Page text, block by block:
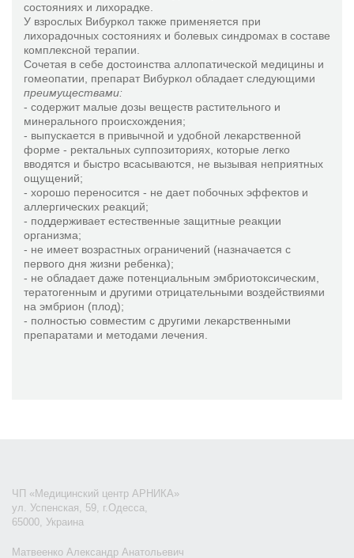
состояниях и лихорадке.
У взрослых Вибуркол также применяется при
лихорадочных состояниях и болевых синдромах в составе
комплексной терапии.
Сочетая в себе достоинства аллопатической медицины и
гомеопатии, препарат Вибуркол обладает следующими
преимуществами:
- содержит малые дозы веществ растительного и
минерального происхождения;
- выпускается в привычной и удобной лекарственной
форме - ректальных суппозиториях, которые легко
вводятся и быстро всасываются, не вызывая неприятных
ощущений;
- хорошо переносится - не дает побочных эффектов и
аллергических реакций;
- поддерживает естественные защитные реакции
организма;
- не имеет возрастных ограничений (назначается с
первого дня жизни ребенка);
- не обладает даже потенциальным эмбриотоксическим,
тератогенным и другими отрицательными воздействиями
на эмбрион (плод);
- полностью совместим с другими лекарственными
препаратами и методами лечения.
ЧП «Медицинский центр АРНИКА»
ул. Успенская, 59, г.Одесса,
65000, Украина
Матвеенко Александр Анатольевич